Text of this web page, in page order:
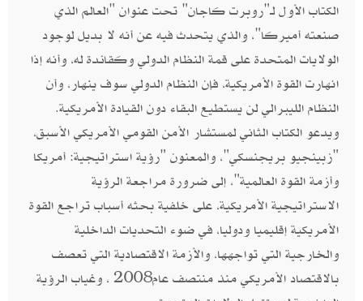
الكتاب الأول لـ"روبرت كاجان‮" ‬تحت عنوان‮ "‬العالم الذي
صنعته أميركا‮"‬، والذي يتحدث فيه عن أنه لا بديل لوجود
الولايات المتحدة على قمة النظام الدولي وكقائدة له، وأنه إذا
انهارت القوة الأمريكية،‮ ‬فإن النظام الدولي سوف ينهار،‮ ‬وأن
النظام الليبرالي لن يستطيع البقاء دون القيادة الأمريكية‮.
"‬زبينجيو بريجنسكي‮"‬،‮ ‬والمعنون‮ "‬رؤية استراتيجية‮: ‬أمريكا
وأزمة القوة العالمية‮"‬،‮ ‬إلى ضرورة مراجعة الرؤية
الاستراتيجية الأمريكية،‮ ‬على خلفية بحثه أسباب تراجع القوة
الأمريكية إقليميا ودوليا،‮ ‬في ضوء التحديات الداخلية
والخارجية التي تواجهها،‮ ‬والأزمة الاقتصادية التي تعصف
بالاقتصاد الأمريكي منذ منتصف عام‮ ‬2008،‮ ‬وغياب الرؤية